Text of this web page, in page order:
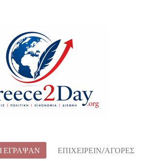
ΕΓΡΑΨΑΝ ΕΠΙΧΕΙΡΕΙΝ/ΑΓΟΡΕΣ